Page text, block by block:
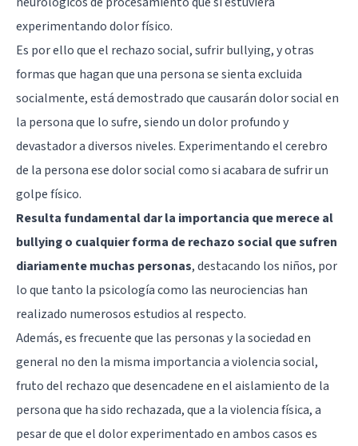
experimentando dolor físico.
Es por ello que el rechazo social, sufrir bullying, y otras
formas que hagan que una persona se sienta excluida
socialmente, está demostrado que causarán dolor social en
la persona que lo sufre, siendo un dolor profundo y
devastador a diversos niveles. Experimentando el cerebro
de la persona ese dolor social como si acabara de sufrir un
golpe físico.
Resulta fundamental dar la importancia que merece al
bullying o cualquier forma de rechazo social que sufren
diariamente muchas personas, destacando los niños, por
lo que tanto la psicología como las neurociencias han
realizado numerosos estudios al respecto.
Además, es frecuente que las personas y la sociedad en
general no den la misma importancia a violencia social,
fruto del rechazo que desencadene en el aislamiento de la
persona que ha sido rechazada, que a la violencia física, a
pesar de que el dolor experimentado en ambos casos es